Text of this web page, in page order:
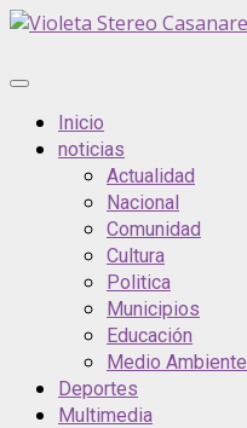
Saltar
contenido
Menú
principalInicio
noticias
Actualidad
Nacional
Comunidad
Cultura
Politica
Municipios
Educación
Medio Ambiente
Deportes
Multimedia